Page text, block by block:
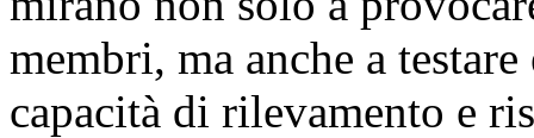
membri, ma anche a
capacità di rilevamento e